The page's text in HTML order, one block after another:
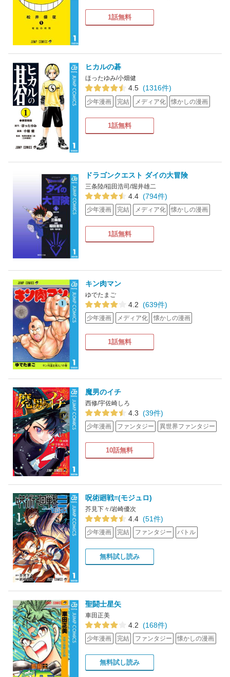
1話無料
ヒカルの碁
ほったゆみ/小畑健
4.5 (1316件)
少年漫画 完結 メディア化 懐かしの漫画
1話無料
ドラゴンクエスト ダイの大冒険
三条陸/稲田浩司/堀井雄二
4.4 (794件)
少年漫画 完結 メディア化 懐かしの漫画
1話無料
キン肉マン
ゆでたまご
4.2 (639件)
少年漫画 メディア化 懐かしの漫画
1話無料
魔男のイチ
西修/宇佐崎しろ
4.3 (39件)
少年漫画 ファンタジー 異世界ファンタジー
10話無料
呪術廻戦≡(モジュロ)
芥見下々/岩崎優次
4.4 (51件)
少年漫画 完結 ファンタジー バトル
無料試し読み
聖闘士星矢
車田正美
4.2 (168件)
少年漫画 完結 ファンタジー 懐かしの漫画
無料試し読み